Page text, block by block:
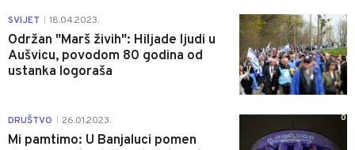
SVIJET 18.04.2023.
Održan "Marš živih": Hiljade ljudi u
Aušvicu, povodom 80 godina od
ustanka logoraša
0
DRUŠTVO 26.01.2023.
Mi pamtimo: U Banjaluci pomen
0